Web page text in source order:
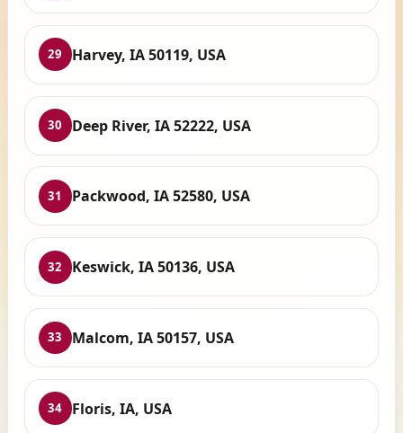
29 Harvey, IA 50119, USA
30 Deep River, IA 52222, USA
31 Packwood, IA 52580, USA
32 Keswick, IA 50136, USA
33 Malcom, IA 50157, USA
34 Floris, IA, USA